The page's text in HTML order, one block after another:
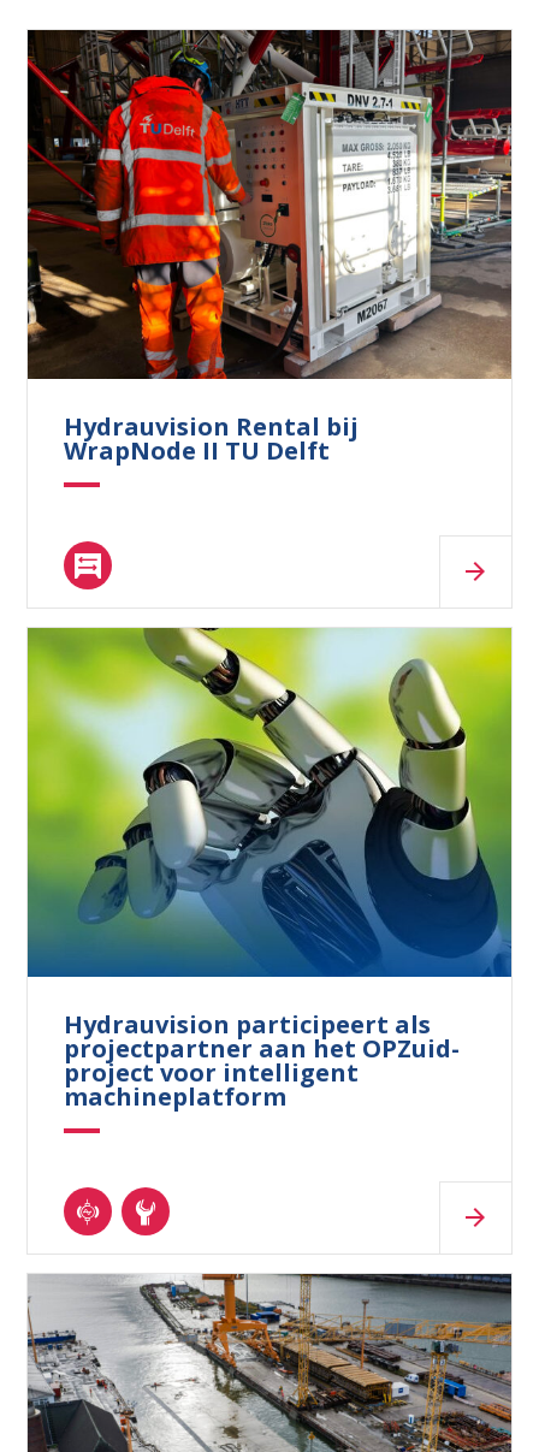
Waar ben je naar op zoek?
Hydrauvision Rental bij
WrapNode II TU Delft
Hydrauvision participeert als
projectpartner aan het OPZuid-
project voor intelligent
machineplatform